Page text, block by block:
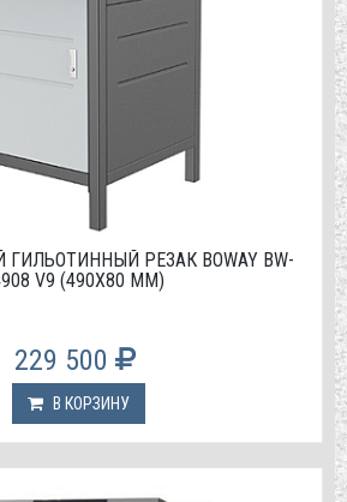
РЕЗАК BOWAY BW-
V9 (490Х80 ММ)
229 500
В КОРЗИНУ